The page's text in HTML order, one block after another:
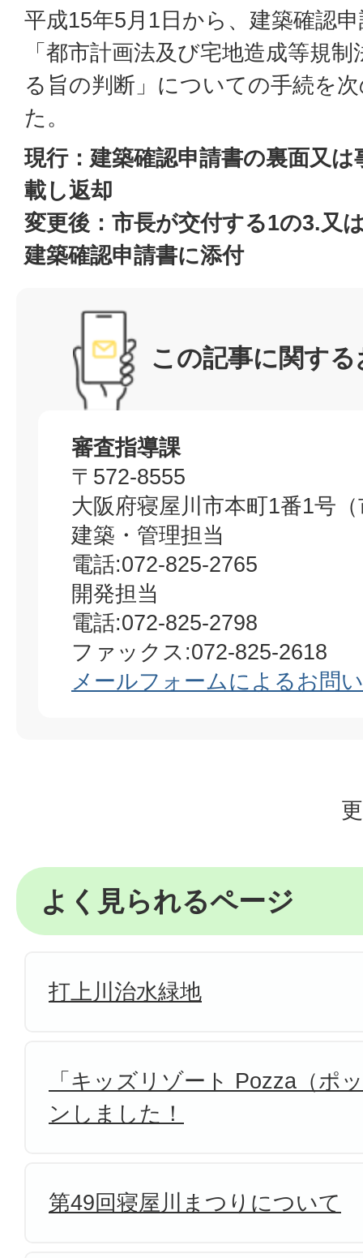
平成15年5月1日から、建築確認
「都市計画法及び宅地造成等規
る旨の判断」についての手続を
た。
現行：建築確認申請書の裏面又
載し返却
変更後：市長が交付する1の3.又
建築確認申請書に添付
この記事に関す
審査指導課
〒572-8555
大阪府寝屋川市本町1番1号
建築・管理担当
電話:072-825-2765
開発担当
電話:072-825-2798
ファックス:072-825-2618
メールフォームによるお問
よく見られるページ
打上川治水緑地
「キッズリゾート Pozza（ポ
ンしました！
第49回寝屋川まつりについて